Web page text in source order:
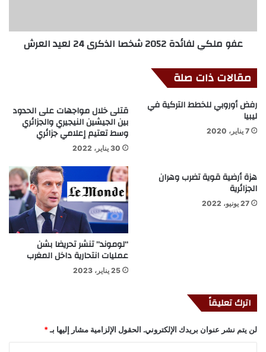
عفو ملكي لفائدة 2052 شخصا الذكرى 24 لعيد العرش
مقالات ذات صلة
رفض أوروبي للخطط التركية في
ليبيا
7 يناير، 2020
قتلى خلال مواجهات على الحدود
بين الجيشين النيجيري والجزائري
وسط تعتيم إعلامي جزائري
30 يناير، 2022
هزة أرضية قوية تضرب وهران
الجزائرية
27 يونيو، 2022
“لوموند” تنشر تحريضا بشن
عمليات انتحارية داخل المغرب
25 يناير، 2023
اترك تعليقاً
لن يتم نشر عنوان بريدك الإلكتروني. الحقول الإلزامية مشار إليها بـ *